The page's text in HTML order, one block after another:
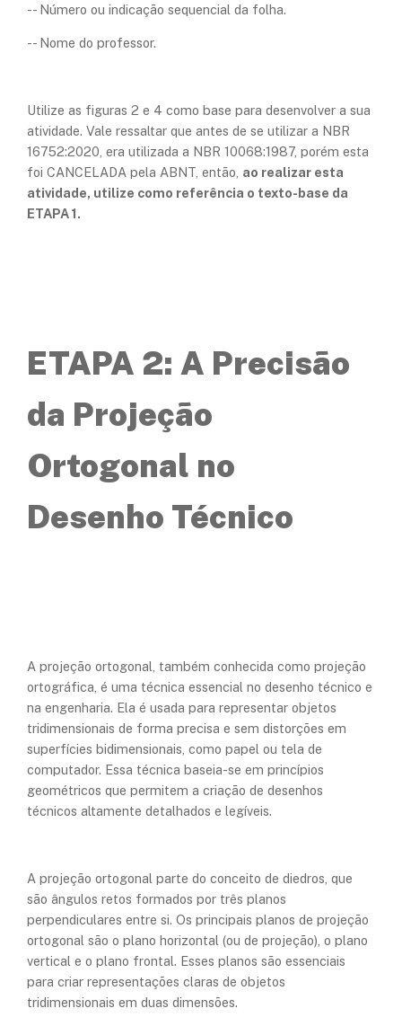
-- Número ou indicação sequencial da folha.
-- Nome do professor.
Utilize as figuras 2 e 4 como base para desenvolver a sua
atividade. Vale ressaltar que antes de se utilizar a NBR
16752:2020, era utilizada a NBR 10068:1987, porém esta
foi CANCELADA pela ABNT, então, ao realizar esta
atividade, utilize como referência o texto-base da
ETAPA 1.
ETAPA 2: A Precisão
da Projeção
Ortogonal no
Desenho Técnico
A projeção ortogonal, também conhecida como projeção
ortográfica, é uma técnica essencial no desenho técnico e
na engenharia. Ela é usada para representar objetos
tridimensionais de forma precisa e sem distorções em
superfícies bidimensionais, como papel ou tela de
computador. Essa técnica baseia-se em princípios
geométricos que permitem a criação de desenhos
técnicos altamente detalhados e legíveis.
A projeção ortogonal parte do conceito de diedros, que
são ângulos retos formados por três planos
perpendiculares entre si. Os principais planos de projeção
ortogonal são o plano horizontal (ou de projeção), o plano
vertical e o plano frontal. Esses planos são essenciais
para criar representações claras de objetos
tridimensionais em duas dimensões.